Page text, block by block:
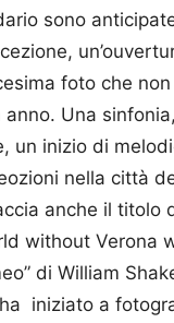
sono
foto che
anno. Una
un inizio di
nella città
anche il titolo
without Verona
di William
iniziato a